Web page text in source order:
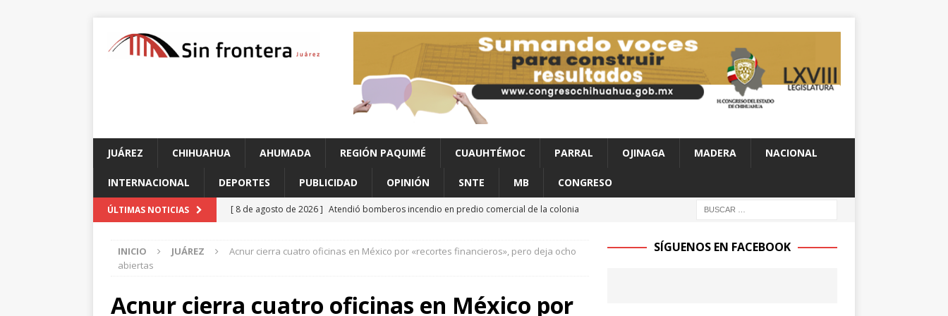
JUÁREZ CHIHUAHUA AHUMADA REGIÓN PAQUIMÉ CUAUHTÉMOC PARRAL OJINAGA MADERA NACIONAL
INTERNACIONAL DEPORTES PUBLICIDAD OPINIÓN SNTE MB CONGRESO
ÚLTIMAS NOTICIAS [ 8 de agosto de 2026 ] Atendió bomberos incendio en predio comercial de la colonia
[ 8 de agosto de 2026 ] Se mantiene vigilancia ante celdas de tormenta en Aldama
[ 8 de agosto de 2026 ] Hallan hombre sin vida afuera de una vivienda en Praderas del
INICIO JUÁREZ
Acnur cierra cuatro oficinas en México por «recortes financieros», pero deja ocho
abiertas
Acnur cierra cuatro oficinas en México por
SÍGUENOS EN FACEBOOK